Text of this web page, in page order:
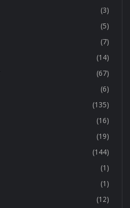
(3)
(5)
(7)
(14)
(67)
(6)
(135)
(16)
(19)
(144)
(1)
(1)
(12)